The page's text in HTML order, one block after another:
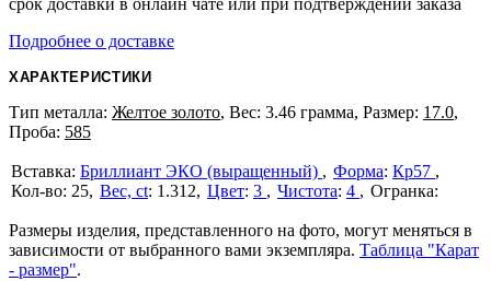
срок доставки в онлайн чате или при подтверждении заказа
Подробнее о доставке
ХАРАКТЕРИСТИКИ
Тип металла: Желтое золото, Вес: 3.46 грамма, Размер: 17.0,
Проба: 585
Бриллиант ЭКО (выращенный) Форма: Кр57
25 Вес, ct: 1.312 Цвет: 3 Чистота: 4
Размеры изделия, представленного на фото, могут меняться в
зависимости от выбранного вами экземпляра. Таблица "Карат
- размер".